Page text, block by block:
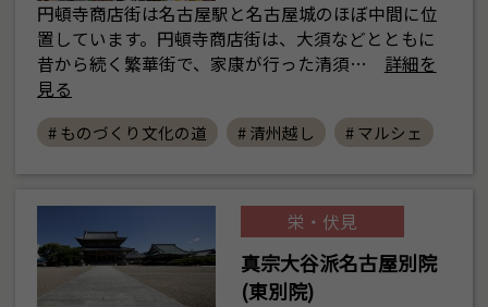
円頓寺商店街は名古屋駅と名古屋城のほぼ中間に位
置しています。円頓寺商店街は、大須などとともに
昔から続く繁華街で、家康が行った清須…
詳細を
見る
# ものづくり文化の道 # 清州越し # マルシェ
栄・伏見
真宗大谷派名古屋別院
(東別院)